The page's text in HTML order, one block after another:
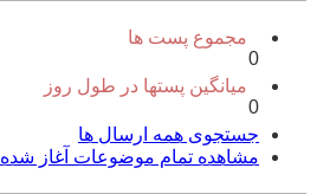
مجموع پست ها
0
میانگین پستها در طول روز
0
جستجوی همه ارسال ها
مشاهده تمام موضوعات آغاز شده